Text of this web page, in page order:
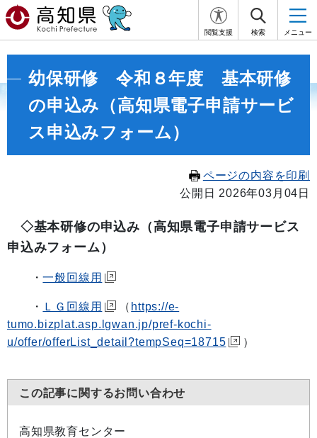
閲覧支援 検索 メニュー
幼保研修 令和８年度 基本研修
の申込み（高知県電子申請サービ
ス申込みフォーム）
ページの内容を印刷
公開日 2026年03月04日
◇基本研修の申込み（高知県電子申請サービス
申込みフォーム）
・一般回線用
・ ＬＧ回線用 （ https://e-
tumo.bizplat.asp.lgwan.jp/pref-kochi-
u/offer/offerList_detail?tempSeq=18715
）
この記事に関するお問い合わせ
高知県教育センター